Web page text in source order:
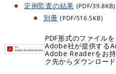
定例監査の結果 (PDF/39.8KB)
別冊 (PDF/516.5KB)
PDF形式のファイル
Adobe社が提供する
Adobe Readerをお
ク先からダウンロー